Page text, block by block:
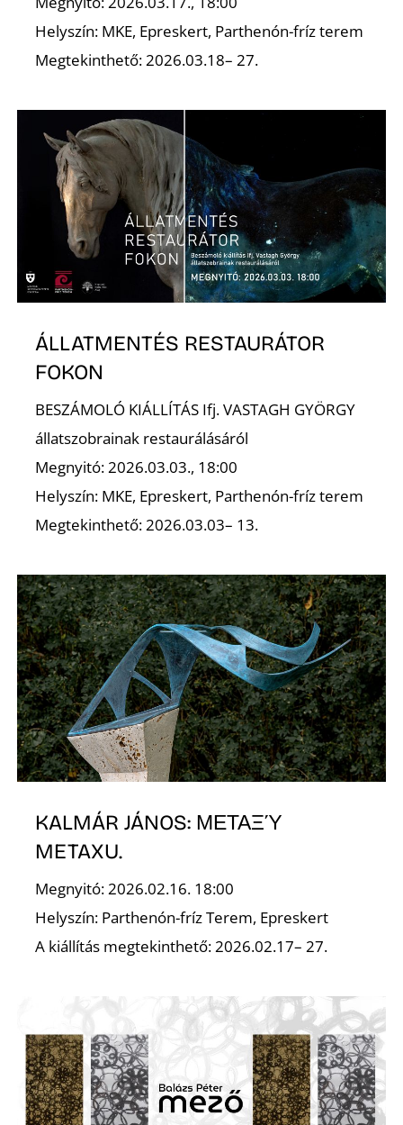
Helyszín: MKE, Epreskert, Parthenón-fríz terem
Megtekinthető: 2026.03.18– 27.
ÁLLATMENTÉS RESTAURÁTOR
FOKON
BESZÁMOLÓ KIÁLLÍTÁS Ifj. VASTAGH GYÖRGY
állatszobrainak restaurálásáról
Megnyitó: 2026.03.03., 18:00
Helyszín: MKE, Epreskert, Parthenón-fríz terem
Megtekinthető: 2026.03.03– 13.
KALMÁR JÁNOS: ΜΕΤΑΞΎ
METAXU.
Megnyitó: 2026.02.16. 18:00
Helyszín: Parthenón-fríz Terem, Epreskert
A kiállítás megtekinthető: 2026.02.17– 27.